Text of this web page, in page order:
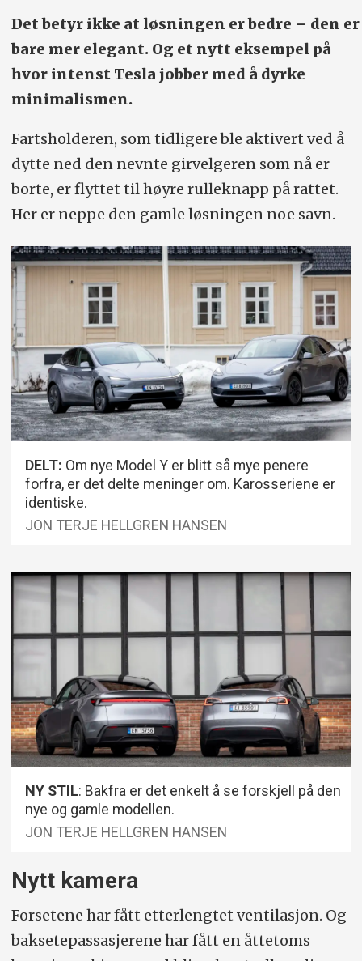
Det betyr ikke at løsningen er bedre – den er
bare mer elegant. Og et nytt eksempel på
hvor intenst Tesla jobber med å dyrke
minimalismen.
Fartsholderen, som tidligere ble aktivert ved å
dytte ned den nevnte girvelgeren som nå er
borte, er flyttet til høyre rulleknapp på rattet.
Her er neppe den gamle løsningen noe savn.
DELT: Om nye Model Y er blitt så mye penere
forfra, er det delte meninger om. Karosseriene er
identiske.
JON TERJE HELLGREN HANSEN
NY STIL: Bakfra er det enkelt å se forskjell på den
nye og gamle modellen.
JON TERJE HELLGREN HANSEN
Nytt kamera
Forsetene har fått etterlengtet ventilasjon. Og
baksetepassasjerene har fått en åttetoms